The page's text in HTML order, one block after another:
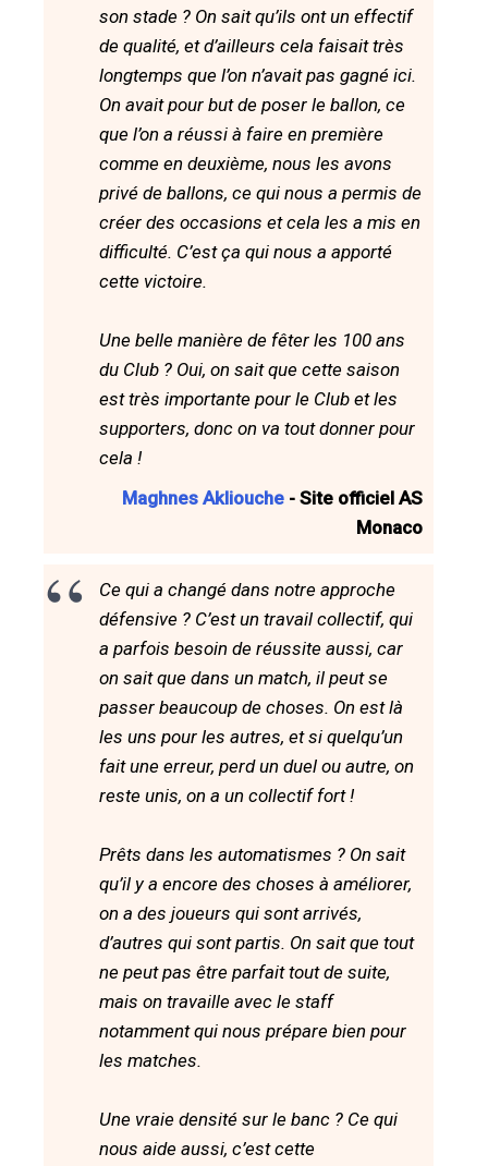
son stade ? On sait qu’ils ont un effectif
de qualité, et d’ailleurs cela faisait très
longtemps que l’on n’avait pas gagné ici.
On avait pour but de poser le ballon, ce
que l’on a réussi à faire en première
comme en deuxième, nous les avons
privé de ballons, ce qui nous a permis de
créer des occasions et cela les a mis en
difficulté. C’est ça qui nous a apporté
cette victoire.
Une belle manière de fêter les 100 ans
du Club ? Oui, on sait que cette saison
est très importante pour le Club et les
supporters, donc on va tout donner pour
cela !
Maghnes Akliouche - Site officiel AS
Monaco
Ce qui a changé dans notre approche
défensive ? C’est un travail collectif, qui
a parfois besoin de réussite aussi, car
on sait que dans un match, il peut se
passer beaucoup de choses. On est là
les uns pour les autres, et si quelqu’un
fait une erreur, perd un duel ou autre, on
reste unis, on a un collectif fort !
Prêts dans les automatismes ? On sait
qu’il y a encore des choses à améliorer,
on a des joueurs qui sont arrivés,
d’autres qui sont partis. On sait que tout
ne peut pas être parfait tout de suite,
mais on travaille avec le staff
notamment qui nous prépare bien pour
les matches.
Une vraie densité sur le banc ? Ce qui
nous aide aussi, c’est cette